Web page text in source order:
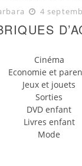
4
Cinéma
Economie et
Jeux et jouets
Sorties
DVD enfant
Livres enfant
Mode